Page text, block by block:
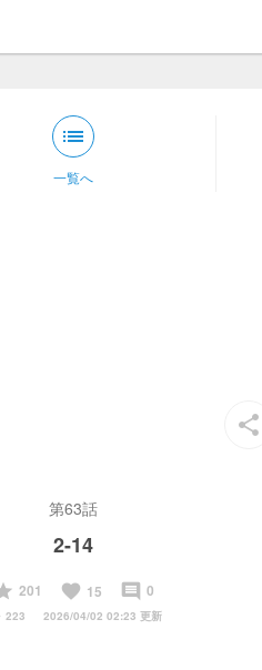
list
一覧へ
share
第63話
2-14
201 favorite 15 insert_comment 0
223 2026/04/02 02:23 更新